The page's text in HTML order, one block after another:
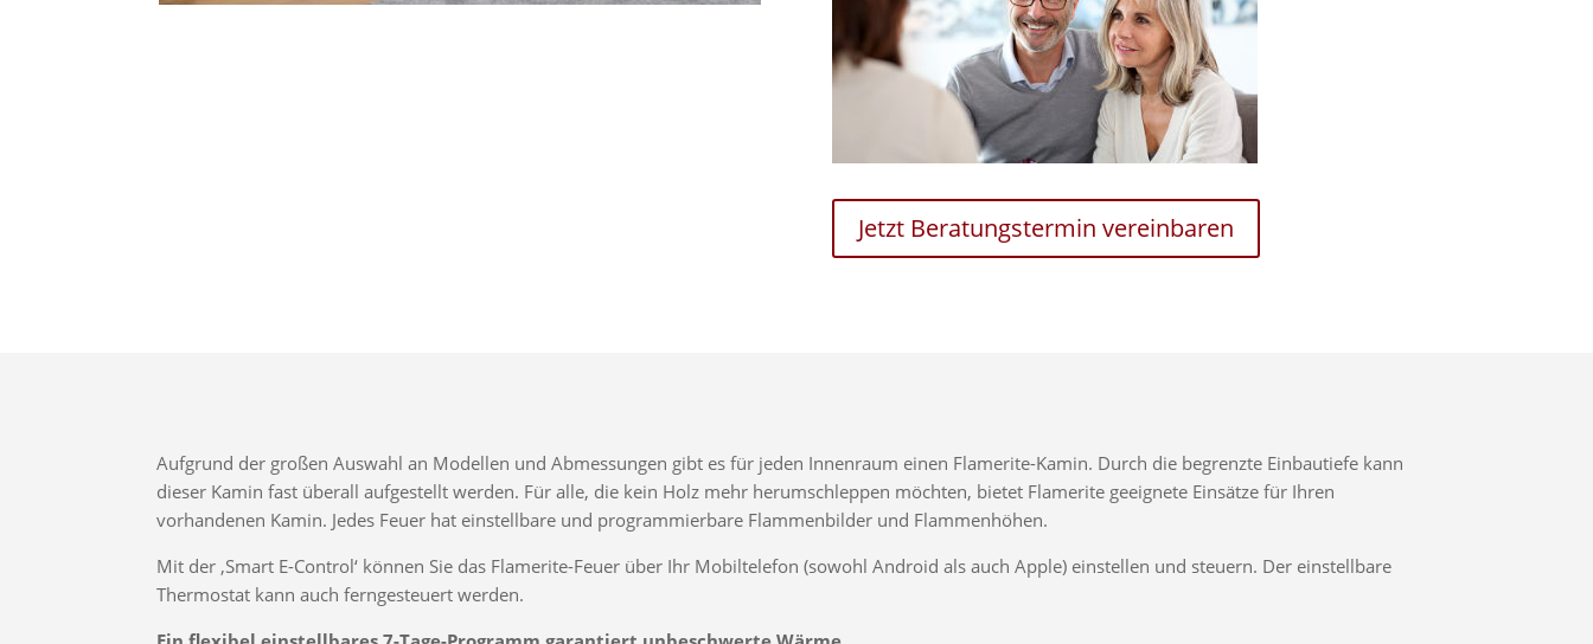
Jetzt Beratungstermin vereinbaren
Aufgrund der großen Auswahl an Modellen und Abmessungen gibt es für jeden Innenraum einen Flamerite-Kamin. Durch die begrenzte Einbautiefe kann
dieser Kamin fast überall aufgestellt werden. Für alle, die kein Holz mehr herumschleppen möchten, bietet Flamerite geeignete Einsätze für Ihren
vorhandenen Kamin. Jedes Feuer hat einstellbare und programmierbare Flammenbilder und Flammenhöhen.
Mit der ‚Smart E-Control‘ können Sie das Flamerite-Feuer über Ihr Mobiltelefon (sowohl Android als auch Apple) einstellen und steuern. Der einstellbare
Thermostat kann auch ferngesteuert werden.